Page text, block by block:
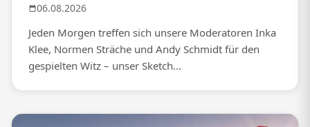
06.08.2026
Jeden Morgen treffen sich unsere Moderatoren Inka
Klee, Normen Sträche und Andy Schmidt für den
gespielten Witz – unser Sketch...